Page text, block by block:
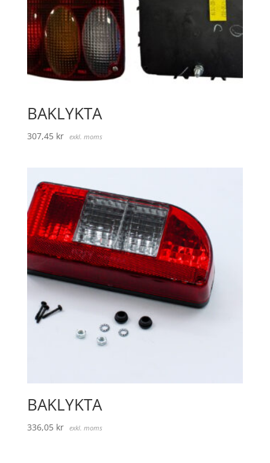
BAKLYKTA
307,45 kr exkl. moms
BAKLYKTA
336,05 kr exkl. moms